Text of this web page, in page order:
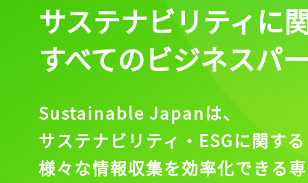
サステナビリティに
すべてのビジネスパ
Sustainable Japanは、
サステナビリティ・ESGに関する
様々な情報収集を効率化できる